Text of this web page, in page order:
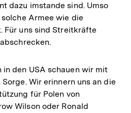
dazu imstande sind. Umso
Armee wie die
Für uns sind Streitkräfte
den USA schauen wir mit
Wir erinnern uns an die
für Polen von
Wilson oder Ronald